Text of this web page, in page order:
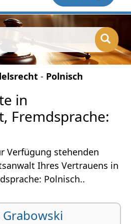
- Polnisch
in
Fremdsprache:
Verfügung stehenden
Ihres Vertrauens in
Polnisch..
Grabowski